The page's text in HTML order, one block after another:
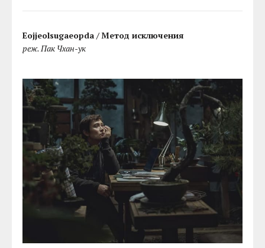
Eojjeolsugaeopda /Метод исключения
реж. Пак Чхан-ук